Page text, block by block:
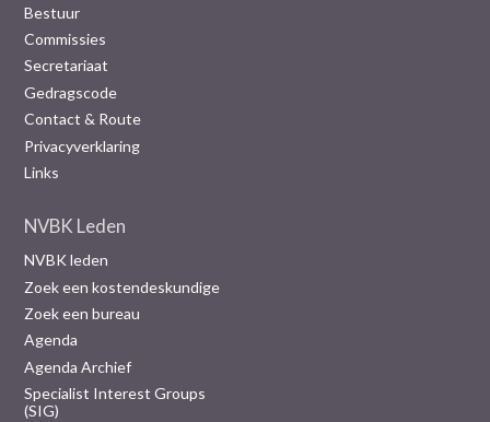
Bestuur
Commissies
Secretariaat
Gedragscode
Contact & Route
Privacyverklaring
Links
NVBK Leden
NVBK leden
Zoek een kostendeskundige
Zoek een bureau
Agenda
Agenda Archief
Specialist Interest Groups
(SIG)